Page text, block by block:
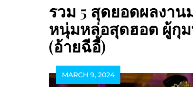
รวม 5 สุดยอดผลงาน
หนุ่มหล่อสุดฮอต ผู้กุ
(อ้ายฉีอี้)
MARCH 9, 2024